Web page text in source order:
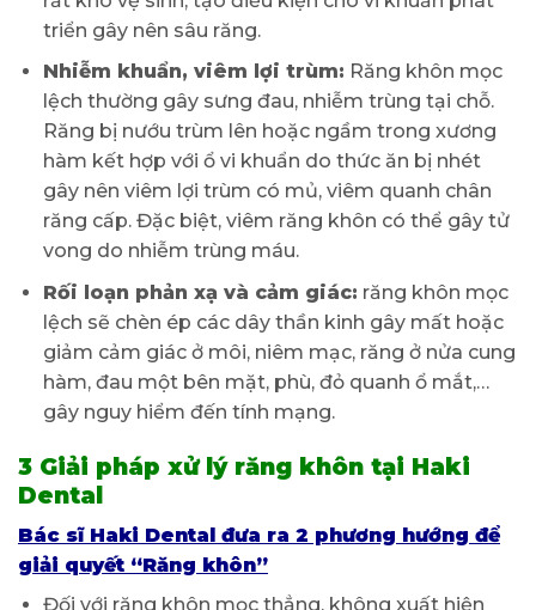
triển gây nên sâu răng.
Nhiễm khuẩn, viêm lợi trùm: Răng khôn mọc
lệch thường gây sưng đau, nhiễm trùng tại chỗ.
Răng bị nướu trùm lên hoặc ngầm trong xương
hàm kết hợp với ổ vi khuẩn do thức ăn bị nhét
gây nên viêm lợi trùm có mủ, viêm quanh chân
răng cấp. Đặc biệt, viêm răng khôn có thể gây tử
vong do nhiễm trùng máu.
Rối loạn phản xạ và cảm giác: răng khôn mọc
lệch sẽ chèn ép các dây thần kinh gây mất hoặc
giảm cảm giác ở môi, niêm mạc, răng ở nửa cung
hàm, đau một bên mặt, phù, đỏ quanh ổ mắt,…
gây nguy hiểm đến tính mạng.
3 Giải pháp xử lý răng khôn tại Haki
Dental
Bác sĩ Haki Dental đưa ra 2 phương hướng để
giải quyết “Răng khôn”
Đối với răng khôn mọc thẳng, không xuất hiện